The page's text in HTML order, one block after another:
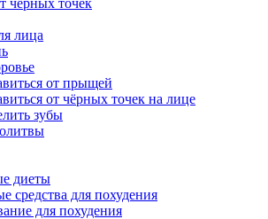
чёрных точек
лица
от прыщей
от чёрных точек на лице
зубы
диеты
средства для похудения
для похудения